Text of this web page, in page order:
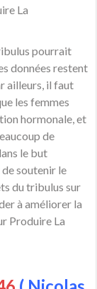
La
pourrait
données restent
ailleurs, il faut
les femmes
hormonale, et
de
le but
soutenir le
du tribulus sur
à améliorer la
Produire La